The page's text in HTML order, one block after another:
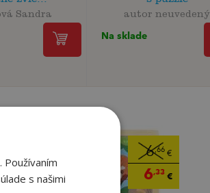
Sandra autor neuvedený
Na sklade
6,66€
6,33€
s našimi